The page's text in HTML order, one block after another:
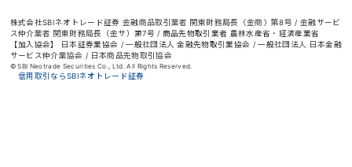
株式会社SBIネオトレード証券 金融商品取引業者 関東財務局長（金商）第8号 / 金融サービ
ス仲介業者 関東財務局長（金サ）第7号 / 商品先物取引業者 農林水産省・経済産業省
【加入協会】 日本証券業協会 / 一般社団法人 金融先物取引業協会 / 一般社団法人 日本金融
サービス仲介業協会 / 日本商品先物取引協会
© SBI Neotrade Securities Co., Ltd. All Rights Reserved.
信用取引ならSBIネオトレード証券